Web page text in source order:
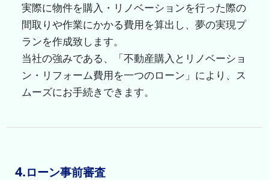
実際に物件を購入・リノベーションを行った際の
間取りや作業にかかる費用を算出し、夢の実現プ
ランを作成致します。
当社の強みである、「不動産購入とリノベーショ
ン・リフォーム費用を一つのローン」により、ス
ムーズにお手続きできます。
4.ローン事前審査